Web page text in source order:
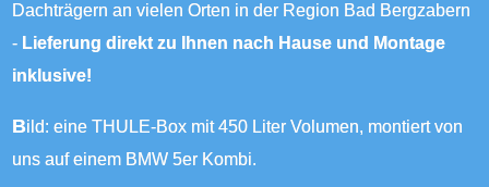
Dachträgern an vielen Orten in der Region Bad Bergzabern
- Lieferung direkt zu Ihnen nach Hause und Montage
inklusive!
Bild: eine THULE-Box mit 450 Liter Volumen, montiert von
uns auf einem BMW 5er Kombi.